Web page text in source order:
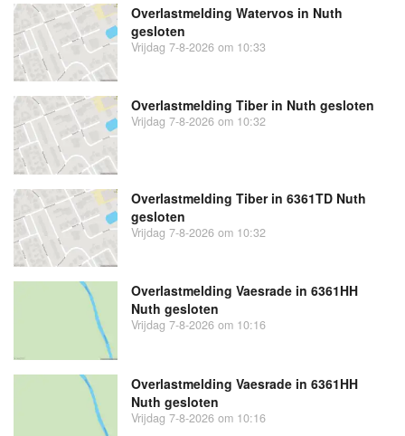
Overlastmelding Watervos in Nuth
gesloten
Vrijdag 7-8-2026 om 10:33
Overlastmelding Tiber in Nuth gesloten
Vrijdag 7-8-2026 om 10:32
Overlastmelding Tiber in 6361TD Nuth
gesloten
Vrijdag 7-8-2026 om 10:32
Overlastmelding Vaesrade in 6361HH
Nuth gesloten
Vrijdag 7-8-2026 om 10:16
Overlastmelding Vaesrade in 6361HH
Nuth gesloten
Vrijdag 7-8-2026 om 10:16